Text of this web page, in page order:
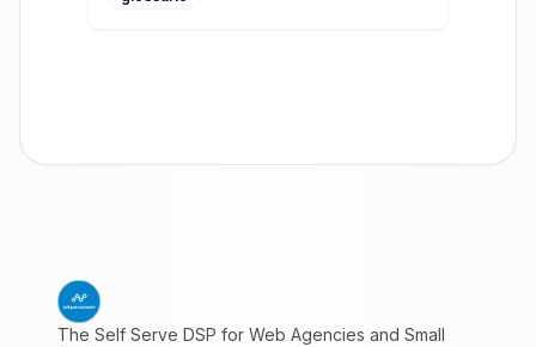
The Self Serve DSP for Web Agencies and Small